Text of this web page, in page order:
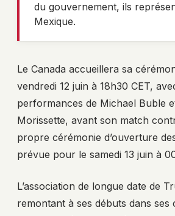
du gouvernement, ils
Mexique.
Le Canada accueillera sa
vendredi 12 juin à 18h30 CET,
performances de Michael Buble
Morissette, avant son match
propre cérémonie d’ouverture
prévue pour le samedi 13 juin à
L’association de longue date de
remontant à ses débuts dans ses